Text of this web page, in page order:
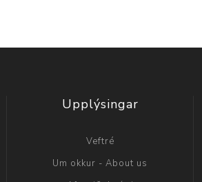
Upplýsingar
Veftré
Um okkur - About us